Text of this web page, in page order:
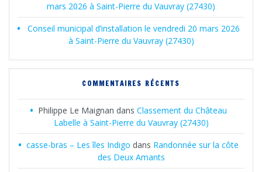
mars 2026 à Saint-Pierre du Vauvray (27430)
Conseil municipal d’installation le vendredi 20 mars 2026
à Saint-Pierre du Vauvray (27430)
COMMENTAIRES RÉCENTS
Philippe Le Maignan dans Classement du Château
Labelle à Saint-Pierre du Vauvray (27430)
casse-bras – Les îles Indigo dans Randonnée sur la côte
des Deux Amants